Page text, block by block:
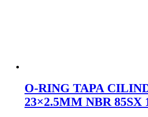
O-RING TAPA
23×2.5MM NBR 85SX